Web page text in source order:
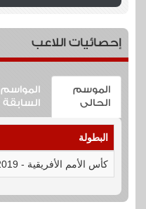
إحصائيات اللاعب
الموسم
الحالى
المواسم
السابقة
البطولة
كأس الأمم الأفريقية - 2019